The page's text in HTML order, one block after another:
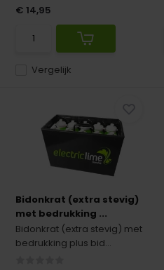
Vergelijk
€ 14,95
Bidonkrat (extra stevig)
met bedrukking ...
Bidonkrat (extra stevig) met
bedrukking plus bid...